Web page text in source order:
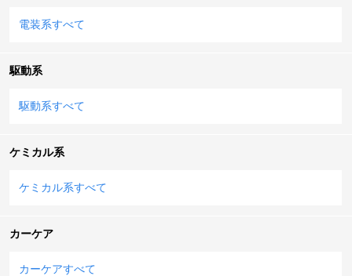
電装系すべて
駆動系
駆動系すべて
ケミカル系
ケミカル系すべて
カーケア
カーケアすべて